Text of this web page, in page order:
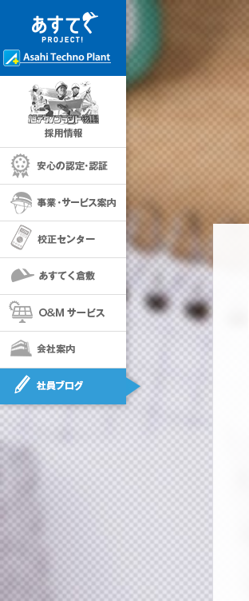
採用情報
校正センター
あすてく倉敷
O＆Mサービス
会社案内
社員ブログ